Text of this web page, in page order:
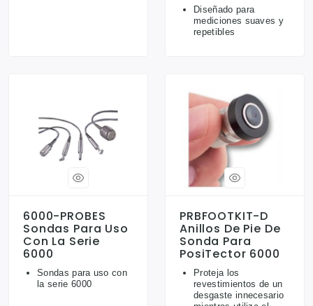
Diseñado para
mediciones suaves y
repetibles
6000-PROBES
Sondas Para Uso
Con La Serie
6000
Sondas para uso con
la serie 6000
PRBFOOTKIT-D
Anillos De Pie De
Sonda Para
PosiTector 6000
Proteja los
revestimientos de un
desgaste innecesario